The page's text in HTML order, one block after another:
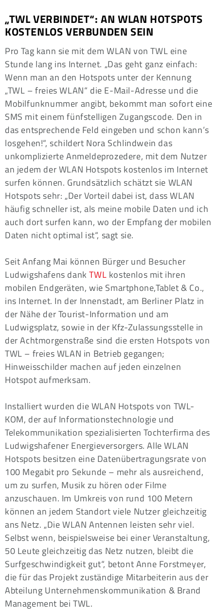
„TWL VERBINDET“: AN WLAN HOTSPOTS
KOSTENLOS VERBUNDEN SEIN
Pro Tag kann sie mit dem WLAN von TWL eine
Stunde lang ins Internet. „Das geht ganz einfach:
Wenn man an den Hotspots unter der Kennung
„TWL – freies WLAN“ die E-Mail-Adresse und die
Mobilfunknummer angibt, bekommt man sofort eine
SMS mit einem fünfstelligen Zugangscode. Den in
das entsprechende Feld eingeben und schon kann’s
losgehen!“, schildert Nora Schlindwein das
unkomplizierte Anmeldeprozedere, mit dem Nutzer
an jedem der WLAN Hotspots kostenlos im Internet
surfen können. Grundsätzlich schätzt sie WLAN
Hotspots sehr: „Der Vorteil dabei ist, dass WLAN
häufig schneller ist, als meine mobile Daten und ich
auch dort surfen kann, wo der Empfang der mobilen
Daten nicht optimal ist“, sagt sie.
Seit Anfang Mai können Bürger und Besucher
Ludwigshafens dankTWL kostenlos mit ihren
mobilen Endgeräten, wie Smartphone,Tablet & Co.,
ins Internet. In der Innenstadt, am Berliner Platz in
der Nähe der Tourist-Information und am
Ludwigsplatz, sowie in der Kfz-Zulassungsstelle in
der Achtmorgenstraße sind die ersten Hotspots von
TWL – freies WLAN in Betrieb gegangen;
Hinweisschilder machen auf jeden einzelnen
Hotspot aufmerksam.
Installiert wurden die WLAN Hotspots von TWL-
KOM, der auf Informationstechnologie und
Telekommunikation spezialisierten Tochterfirma des
Ludwigshafener Energieversorgers. Alle WLAN
Hotspots besitzen eine Datenübertragungsrate von
100 Megabit pro Sekunde – mehr als ausreichend,
um zu surfen, Musik zu hören oder Filme
anzuschauen. Im Umkreis von rund 100 Metern
können an jedem Standort viele Nutzer gleichzeitig
ans Netz. „Die WLAN Antennen leisten sehr viel.
Selbst wenn, beispielsweise bei einer Veranstaltung,
50 Leute gleichzeitig das Netz nutzen, bleibt die
Surfgeschwindigkeit gut“, betont Anne Forstmeyer,
die für das Projekt zuständige Mitarbeiterin aus der
Abteilung Unternehmenskommunikation & Brand
Management bei TWL.